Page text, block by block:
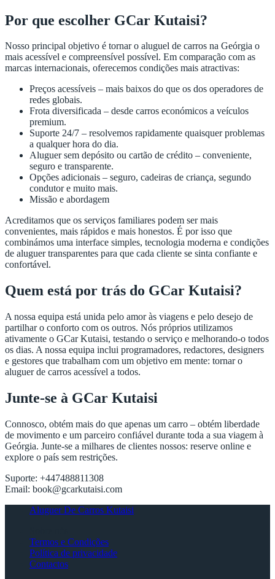
Por que escolher GCar Kutaisi?
Nosso principal objetivo é tornar o aluguel de carros na Geórgia o
mais acessível e compreensível possível. Em comparação com as
marcas internacionais, oferecemos condições mais atractivas:
Preços acessíveis – mais baixos do que os dos operadores de
redes globais.
Frota diversificada – desde carros económicos a veículos
premium.
Suporte 24/7 – resolvemos rapidamente quaisquer problemas
a qualquer hora do dia.
Aluguer sem depósito ou cartão de crédito – conveniente,
seguro e transparente.
Opções adicionais – seguro, cadeiras de criança, segundo
condutor e muito mais.
Missão e abordagem
Acreditamos que os serviços familiares podem ser mais
convenientes, mais rápidos e mais honestos. É por isso que
combinámos uma interface simples, tecnologia moderna e condições
de aluguer transparentes para que cada cliente se sinta confiante e
confortável.
Quem está por trás do GCar Kutaisi?
A nossa equipa está unida pelo amor às viagens e pelo desejo de
partilhar o conforto com os outros. Nós próprios utilizamos
ativamente o GCar Kutaisi, testando o serviço e melhorando-o todos
os dias. A nossa equipa inclui programadores, redactores, designers
e gestores que trabalham com um objetivo em mente: tornar o
aluguer de carros acessível a todos.
Junte-se à GCar Kutaisi
Connosco, obtém mais do que apenas um carro – obtém liberdade
de movimento e um parceiro confiável durante toda a sua viagem à
Geórgia. Junte-se a milhares de clientes nossos: reserve online e
explore o país sem restrições.
Suporte: +447488811308
Email: book@gcarkutaisi.com
Aluguer De Carros Kutaisi
Termos e Condições
Política de privacidade
Contactos